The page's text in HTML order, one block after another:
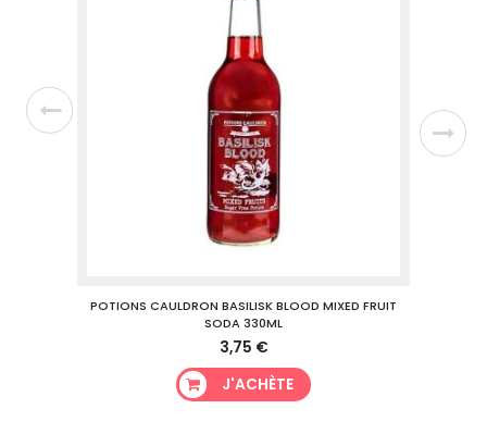
POTIONS CAULDRON BASILISK BLOOD MIXED FRUIT
SODA 330ML
3,75 €
J'ACHÈTE